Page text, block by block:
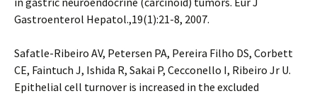
Gastroenterol Hepatol.,19(1):21-8, 2007.
Safatle-Ribeiro AV, Petersen PA, Pereira Filho DS, Corbett
CE, Faintuch J, Ishida R, Sakai P, Cecconello I, Ribeiro Jr U.
Epithelial cell turnover is increased in the excluded